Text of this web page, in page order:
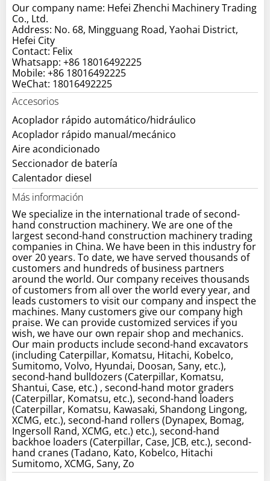
Our company name: Hefei Zhenchi Machinery Trading
Co., Ltd.
Address: No. 68, Mingguang Road, Yaohai District,
Hefei City
Contact: Felix
Whatsapp: +86 18016492225
Mobile: +86 18016492225
WeChat: 18016492225
Accesorios
Acoplador rápido automático/hidráulico
Acoplador rápido manual/mecánico
Aire acondicionado
Seccionador de batería
Calentador diesel
Más información
We specialize in the international trade of second-
hand construction machinery. We are one of the
largest second-hand construction machinery trading
companies in China. We have been in this industry for
over 20 years. To date, we have served thousands of
customers and hundreds of business partners
around the world. Our company receives thousands
of customers from all over the world every year, and
leads customers to visit our company and inspect the
machines. Many customers give our company high
praise. We can provide customized services if you
wish, we have our own repair shop and mechanics.
Our main products include second-hand excavators
(including Caterpillar, Komatsu, Hitachi, Kobelco,
Sumitomo, Volvo, Hyundai, Doosan, Sany, etc.),
second-hand bulldozers (Caterpillar, Komatsu,
Shantui, Case, etc.) , second-hand motor graders
(Caterpillar, Komatsu, etc.), second-hand loaders
(Caterpillar, Komatsu, Kawasaki, Shandong Lingong,
XCMG, etc.), second-hand rollers (Dynapex, Bomag,
Ingersoll Rand, XCMG, etc.) etc.), second-hand
backhoe loaders (Caterpillar, Case, JCB, etc.), second-
hand cranes (Tadano, Kato, Kobelco, Hitachi
Sumitomo, XCMG, Sany, Zo